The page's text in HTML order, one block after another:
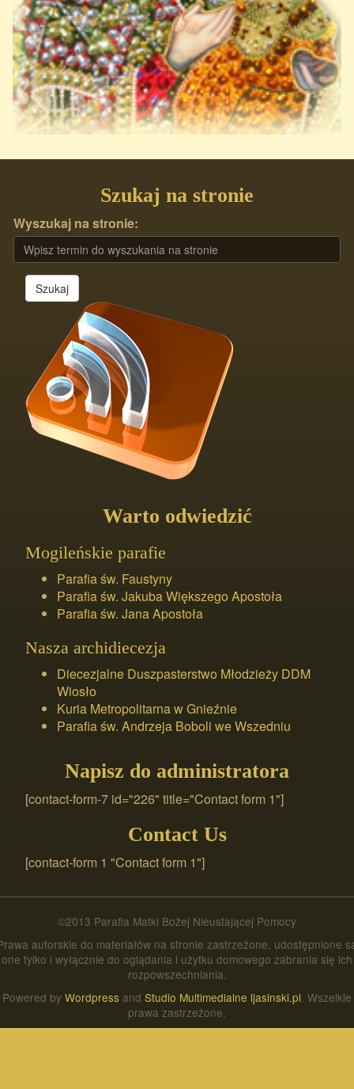
Szukaj na stronie
Wyszukaj na stronie:
Szukaj
Warto odwiedzić
Mogileńskie parafie
Parafia św. Faustyny
Parafia św. Jakuba Większego Apostoła
Parafia św. Jana Apostoła
Nasza archidiecezja
Diecezjalne Duszpasterstwo Młodzieży DDM
Wiosło
Kuria Metropolitarna w Gnieźnie
Parafia św. Andrzeja Boboli we Wszedniu
Napisz do administratora
[contact-form-7 id="226" title="Contact form 1"]
Contact Us
[contact-form 1 "Contact form 1"]
©2013 Parafia Matki Bożej Nieustającej Pomocy
autorskie do materiałów na stronie zastrzeżone, udostępnione
one tylko i wyłącznie do oglądania i użytku domowego zabrania się ich
rozpowszechniania.
Powered by Wordpress and Studio Multimedialne ljasinski.pl . Wszelkie
prawa zastrzeżone.